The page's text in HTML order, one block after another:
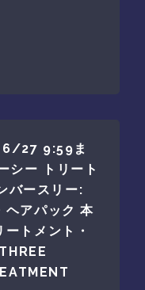
6/27 9:59ま
シー トリート
バースリー:
ヘアパック 本
トメント・